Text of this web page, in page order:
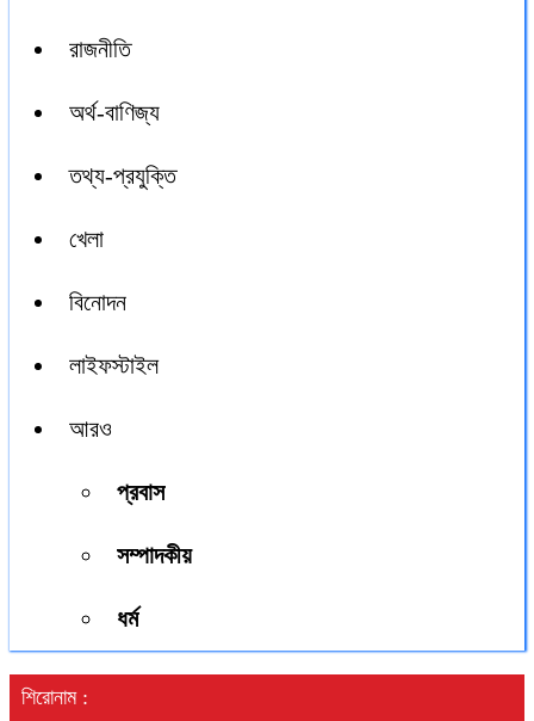
রাজনীতি
অর্থ-বাণিজ্য
তথ্য-প্রযুক্তি
খেলা
বিনোদন
লাইফস্টাইল
আরও
প্রবাস
সম্পাদকীয়
ধর্ম
শিরোনাম :